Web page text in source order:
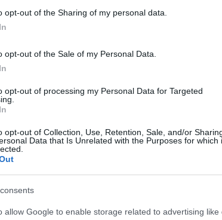
opt-out of the Sharing of my personal data.
opt-out of the Sale of my Personal Data.
opt-out of processing my Personal Data for Targeted
opt-out of Collection, Use, Retention, Sale, and/or
Data that Is Unrelated with the Purposes for which
allow Google to enable storage related to advertising like
εκεί πάνω θα ήταν ένας ζωντανός
Σελήνη σε περιβάλλον-δολοφόνο. Οι
που καταστρέφει το DNA, αλλά και σε
Επιπλέον, οι θερμοκρασίες είναι
από τον ήλιο και πέφτουν στους -173°C στη
καθαρή αποστολή αυτοκτονίας.